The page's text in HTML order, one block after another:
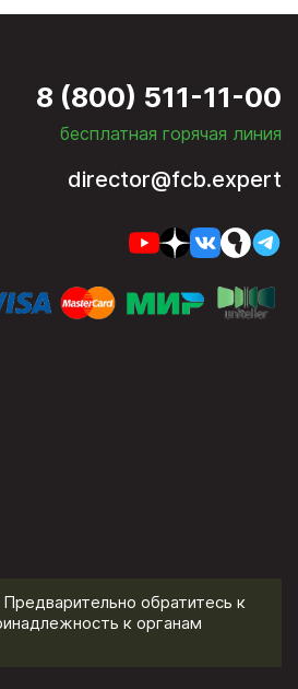
8 (800) 511-11-00
бесплатная горячая линия
director@fcb.expert
обратитесь к
к органам